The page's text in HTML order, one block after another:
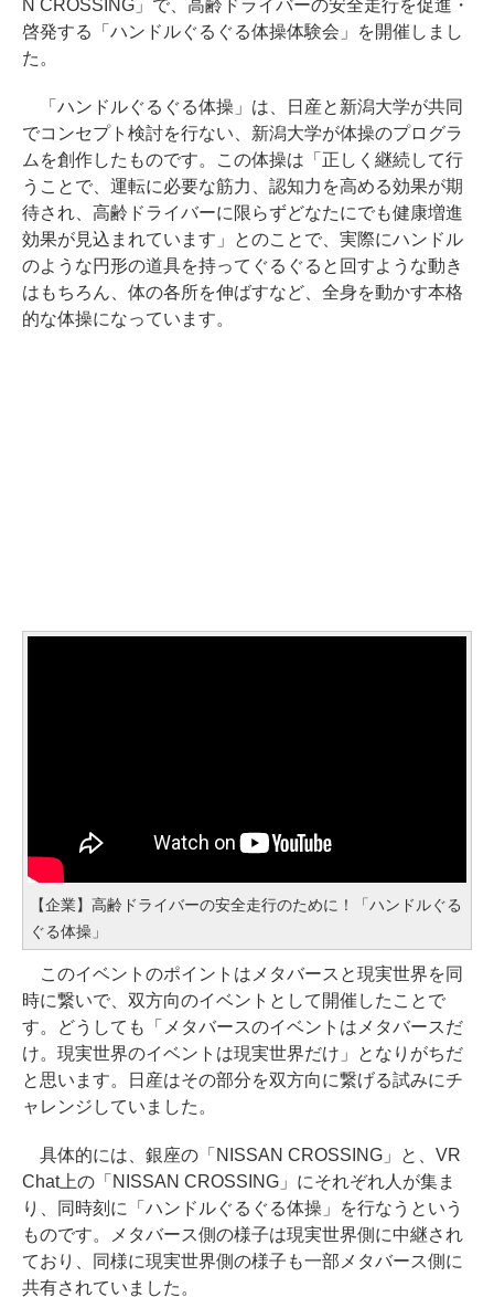
N CROSSING」で、高齢ドライバーの安全走行を促進・
啓発する「ハンドルぐるぐる体操体験会」を開催しまし
た。
「ハンドルぐるぐる体操」は、日産と新潟大学が共同
でコンセプト検討を行ない、新潟大学が体操のプログラ
ムを創作したものです。この体操は「正しく継続して行
うことで、運転に必要な筋力、認知力を高める効果が期
待され、高齢ドライバーに限らずどなたにでも健康増進
効果が見込まれています」とのことで、実際にハンドル
のような円形の道具を持ってぐるぐると回すような動き
はもちろん、体の各所を伸ばすなど、全身を動かす本格
的な体操になっています。
【企業】高齢ドライバーの安全走行のために！「ハンドルぐる
ぐる体操」
このイベントのポイントはメタバースと現実世界を同
時に繋いで、双方向のイベントとして開催したことで
す。どうしても「メタバースのイベントはメタバースだ
け。現実世界のイベントは現実世界だけ」となりがちだ
と思います。日産はその部分を双方向に繋げる試みにチ
ャレンジしていました。
具体的には、銀座の「NISSAN CROSSING」と、VR
Chat上の「NISSAN CROSSING」にそれぞれ人が集ま
り、同時刻に「ハンドルぐるぐる体操」を行なうという
ものです。メタバース側の様子は現実世界側に中継され
ており、同様に現実世界側の様子も一部メタバース側に
共有されていました。